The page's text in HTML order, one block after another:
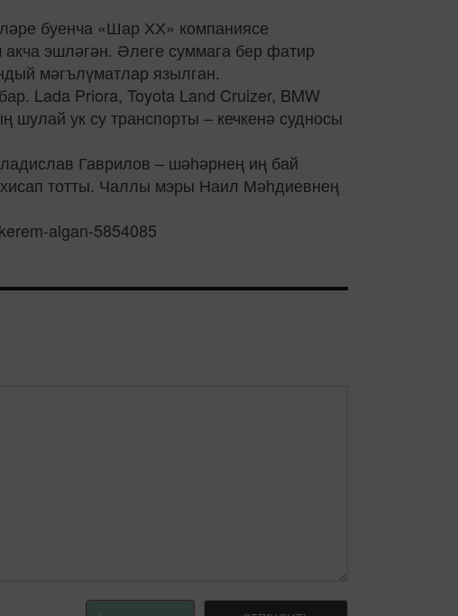
буенча «Шар ХХ» компаниясе
эшләгән. Әлеге суммага бер фатир
мәгълүматлар язылган.
Lada Priora, Toyota Land Cruizer, BMW
ук су транспорты – кечкенә судносы
Гаврилов – шәһәрнең иң бай
тотты. Чаллы мэры Наил Мәһдиевнең
algan-5854085